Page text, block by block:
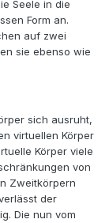
Seele in die
Form an.
auf zwei
sie ebenso wie
sich ausruht,
virtuellen Körper
Körper viele
von
Zweitkörpern
der
Die nun vom